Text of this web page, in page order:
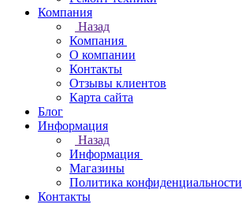
Компания
Назад
Компания
О компании
Контакты
Отзывы клиентов
Карта сайта
Блог
Информация
Назад
Информация
Магазины
Политика конфиденциальности
Контакты